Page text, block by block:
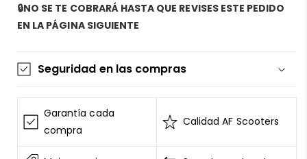
Protección
y
con
SCOOTERS
Protección
y
con
SCOOTERS
🔒NO SE TE COBRARÁ HASTA QUE REVISES ESTE PEDIDO
EN LA PÁGINA SIGUIENTE
Seguridad en las compras
La información de las tarjetas se mantiene
segura y sin riesgos
AF SCOOTERS
sigue el Estándar de Seguridad de
Datos para la Industria de Tarjeta de Pago
Garantía cada
compra
Calidad AF Scooters